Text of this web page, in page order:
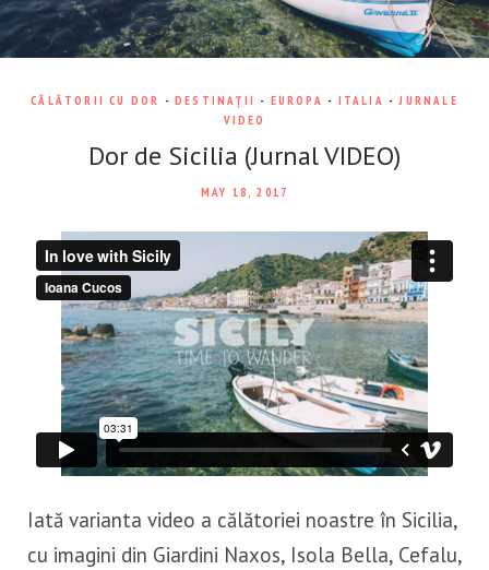
CĂLĂTORII CU DOR -DESTINAȚII - EUROPA - ITALIA -JURNALE
VIDEO
Dor de Sicilia (Jurnal VIDEO)
MAY 18, 2017
Iată varianta video a călătoriei noastre în Sicilia,
cu imagini din Giardini Naxos, Isola Bella, Cefalu,